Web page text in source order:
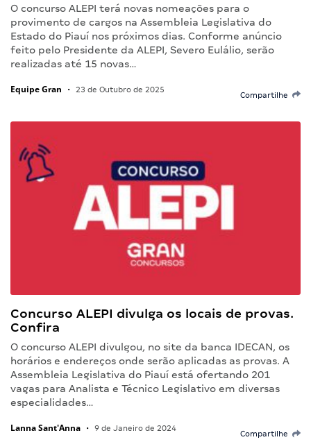
O concurso ALEPI terá novas nomeações para o
provimento de cargos na Assembleia Legislativa do
Estado do Piauí nos próximos dias. Conforme anúncio
feito pelo Presidente da ALEPI, Severo Eulálio, serão
realizadas até 15 novas…
Equipe Gran • 23 de Outubro de 2025
Compartilhe
Concurso ALEPI divulga os locais de provas.
Confira
O concurso ALEPI divulgou, no site da banca IDECAN, os
horários e endereços onde serão aplicadas as provas. A
Assembleia Legislativa do Piauí está ofertando 201
vagas para Analista e Técnico Legislativo em diversas
especialidades…
Lanna Sant'Anna • 9 de Janeiro de 2024
Compartilhe